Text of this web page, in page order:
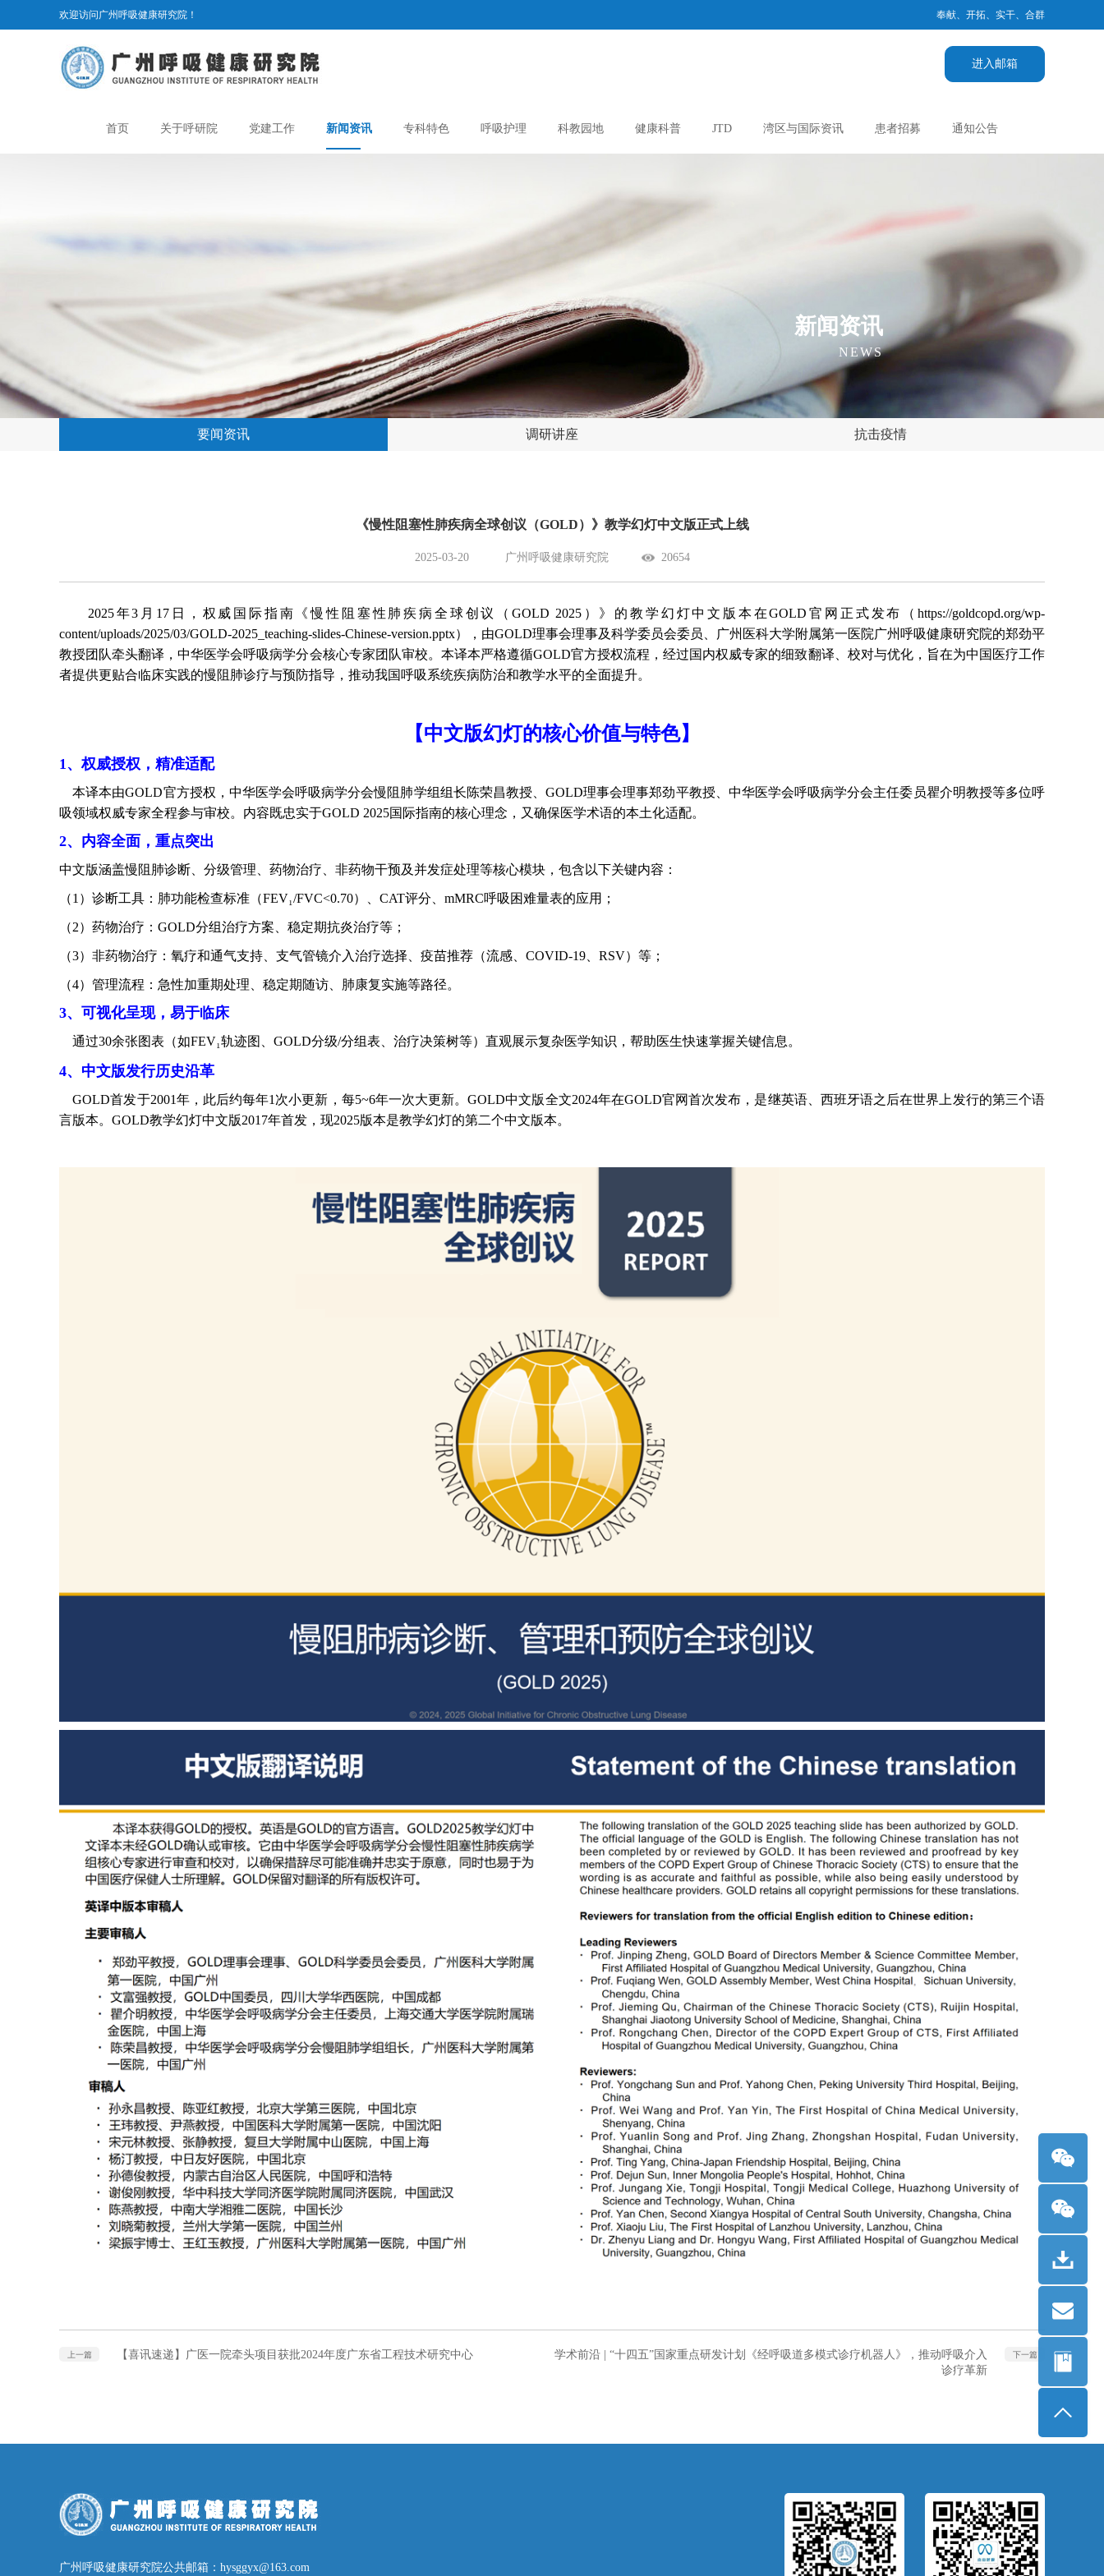
欢迎访问广州呼吸健康研究院！ 奉献、开拓、实干、合群
进入邮箱
首页 关于呼研院 党建工作 新闻资讯 专科特色 呼吸护理 科教园地 健康科普 JTD 湾区与国际资讯 患者招募 通知公告
新闻资讯
NEWS
要闻资讯 调研讲座 抗击疫情
《慢性阻塞性肺疾病全球创议（GOLD）》教学幻灯中文版正式上线
2025-03-20 广州呼吸健康研究院 20654
2025年3月17日，权威国际指南《慢性阻塞性肺疾病全球创议（GOLD 2025）》的教学幻灯中文版本在GOLD官网正式发布（https://goldcopd.org/wp-
content/uploads/2025/03/GOLD-2025_teaching-slides-Chinese-version.pptx），由GOLD理事会理事及科学委员会委员、广州医科大学附属第一医院广州呼吸健康研究院的郑劲平
教授团队牵头翻译，中华医学会呼吸病学分会核心专家团队审校。本译本严格遵循GOLD官方授权流程，经过国内权威专家的细致翻译、校对与优化，旨在为中国医疗工作
者提供更贴合临床实践的慢阻肺诊疗与预防指导，推动我国呼吸系统疾病防治和教学水平的全面提升。
【中文版幻灯的核心价值与特色】
1、权威授权，精准适配
本译本由GOLD官方授权，中华医学会呼吸病学分会慢阻肺学组组长陈荣昌教授、GOLD理事会理事郑劲平教授、中华医学会呼吸病学分会主任委员瞿介明教授等多位呼
吸领域权威专家全程参与审校。内容既忠实于GOLD 2025国际指南的核心理念，又确保医学术语的本土化适配。
2、内容全面，重点突出
中文版涵盖慢阻肺诊断、分级管理、药物治疗、非药物干预及并发症处理等核心模块，包含以下关键内容：
（1）诊断工具：肺功能检查标准（FEV₁/FVC<0.70）、CAT评分、mMRC呼吸困难量表的应用；
（2）药物治疗：GOLD分组治疗方案、稳定期抗炎治疗等；
（3）非药物治疗：氧疗和通气支持、支气管镜介入治疗选择、疫苗推荐（流感、COVID-19、RSV）等；
（4）管理流程：急性加重期处理、稳定期随访、肺康复实施等路径。
3、可视化呈现，易于临床
通过30余张图表（如FEV₁轨迹图、GOLD分级/分组表、治疗决策树等）直观展示复杂医学知识，帮助医生快速掌握关键信息。
4、中文版发行历史沿革
GOLD首发于2001年，此后约每年1次小更新，每5~6年一次大更新。GOLD中文版全文2024年在GOLD官网首次发布，是继英语、西班牙语之后在世界上发行的第三个语
言版本。GOLD教学幻灯中文版2017年首发，现2025版本是教学幻灯的第二个中文版本。
上一篇 【喜讯速递】广医一院牵头项目获批2024年度广东省工程技术研究中心 下一篇
学术前沿 | “十四五”国家重点研发计划《经呼吸道多模式诊疗机器人》，推动呼吸介入
诊疗革新
广州呼吸健康研究院公共邮箱：hysggyx@163.com